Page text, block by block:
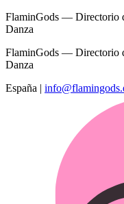
FlaminGods — Directorio
Danza
FlaminGods — Directorio
Danza
España |